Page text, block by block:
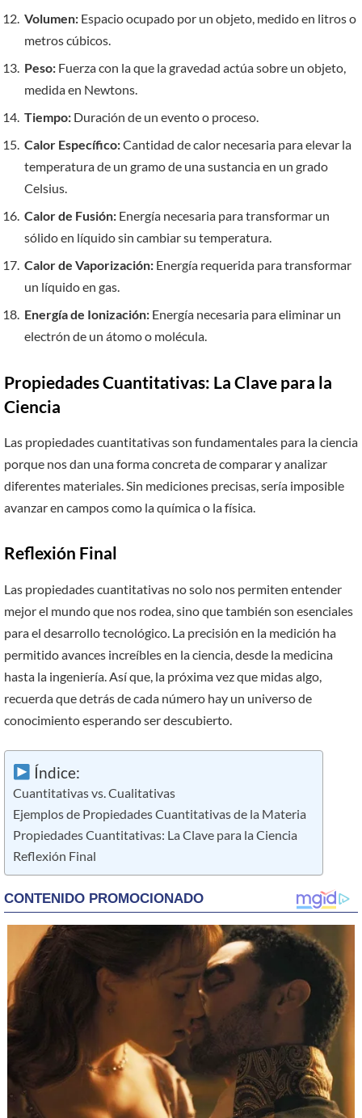
Volumen: Espacio ocupado por un objeto, medido en litros o
metros cúbicos.
Peso: Fuerza con la que la gravedad actúa sobre un objeto,
medida en Newtons.
Tiempo: Duración de un evento o proceso.
Calor Específico:Cantidad de calor necesaria para elevar la
temperatura de un gramo de una sustancia en un grado
Celsius.
Calor de Fusión: Energía necesaria para transformar un
sólido en líquido sin cambiar su temperatura.
Calor de Vaporización: Energía requerida para transformar
un líquido en gas.
Energía de Ionización: Energía necesaria para eliminar un
electrón de un átomo o molécula.
Propiedades Cuantitativas: La Clave para la
Ciencia
Las propiedades cuantitativas son fundamentales para la ciencia
porque nos dan una forma concreta de comparar y analizar
diferentes materiales. Sin mediciones precisas, sería imposible
avanzar en campos como la química o la física.
Reflexión Final
Las propiedades cuantitativas no solo nos permiten entender
mejor el mundo que nos rodea, sino que también son esenciales
para el desarrollo tecnológico. La precisión en la medición ha
permitido avances increíbles en la ciencia, desde la medicina
hasta la ingeniería. Así que, la próxima vez que midas algo,
recuerda que detrás de cada número hay un universo de
conocimiento esperando ser descubierto.
Índice:
Cuantitativas vs. Cualitativas
Ejemplos de Propiedades Cuantitativas de la Materia
Propiedades Cuantitativas: La Clave para la Ciencia
Reflexión Final